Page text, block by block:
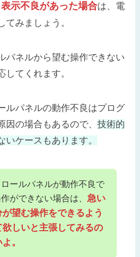
示不良があった場合は、電
てみましょう。
パネルから望む操作できない
してくれます。
ルパネルの動作不良はプログ
因の場合もあるので、技術的
いケースもあります。
ールパネルが動作不良で
ができない場合は、急い
が望む操作をできるよう
欲しいと主張してみるの
。